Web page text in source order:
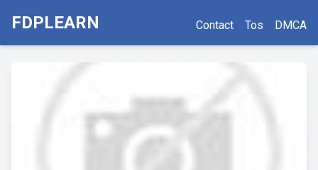
FDPLEARN Contact Tos DMCA